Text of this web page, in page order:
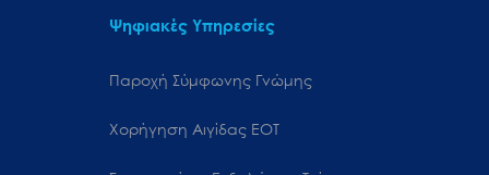
Ψηφιακές Υπηρεσίες
Παροχή Σύμφωνης Γνώμης
Χορήγηση Αιγίδας ΕΟΤ